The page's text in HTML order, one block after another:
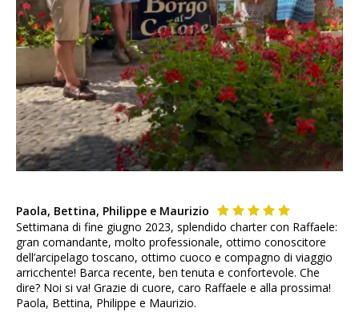
Paola, Bettina, Philippe e Maurizio
Settimana di fine giugno 2023, splendido charter con Raffaele:
gran comandante, molto professionale, ottimo conoscitore
dell’arcipelago toscano, ottimo cuoco e compagno di viaggio
arricchente! Barca recente, ben tenuta e confortevole. Che
dire? Noi si va! Grazie di cuore, caro Raffaele e alla prossima!
Paola, Bettina, Philippe e Maurizio.